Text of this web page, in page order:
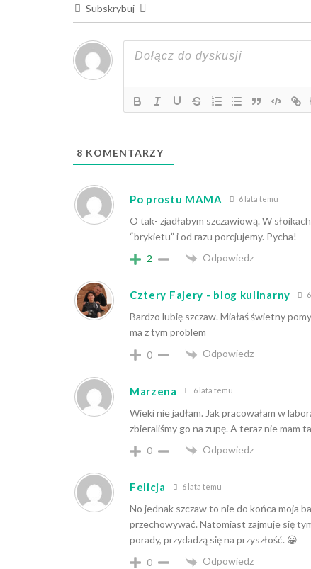
Subskrybuj
8 KOMENTARZY
Po prostu MAMA 6 lata temu
O tak- zjadłabym szczawiową. W
“brykietu” i od razu porcjujemy. Pycha!
2
Odpowiedz
Cztery Fajery - blog kulinarny
Bardzo lubię szczaw. Miałaś świetny
ma z tym problem
0
Odpowiedz
Marzena 6 lata temu
Wieki nie jadłam. Jak pracowałam w
zbieraliśmy go na zupę. A teraz nie mam
0
Odpowiedz
Felicja 6 lata temu
No jednak szczaw to nie do końca moja
przechowywać. Natomiast zajmuje się
porady, przydadzą się na przyszłość. 😀
0
Odpowiedz